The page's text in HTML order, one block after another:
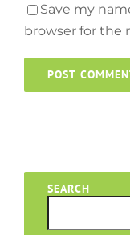
Save my
browser for the
SEARCH